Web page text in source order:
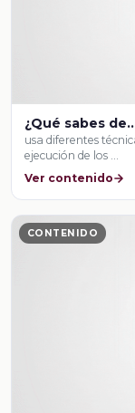
¿Qué sabes
usa diferentes
ejecución de los …
Ver contenido
CONTENIDO